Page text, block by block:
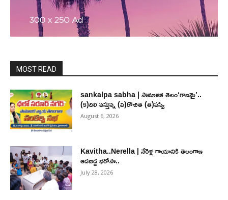
MOST READ
sankalpa sabha | సామాజిక తెలం‘గాణమై’..
(క)దిలి వస్తున్న (వి)రోచిత (త)పస్వి
August 6, 2026
Kavitha..Nerella | నేరెళ్ల గాయానికి తెలంగాణ
ఆడబిడ్డ భరోసా..
July 28, 2026